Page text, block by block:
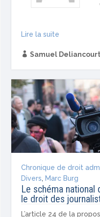
Lire la suite
 Samuel Deliancourt
Chronique de droit
Divers, Marc Burg
Le schéma national
le droit des
L’article 24 de la